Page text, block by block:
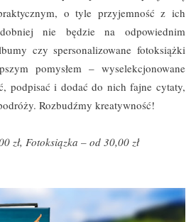
o tyle przyjemność z ich
nie będzie na odpowiednim
czy spersonalizowane fotoksiążki
pomysłem – wyselekcjonowane
podpisać i dodać do nich fajne cytaty,
Rozbudźmy kreatywność!
zł, Fotoksiązka – od 30,00 zł